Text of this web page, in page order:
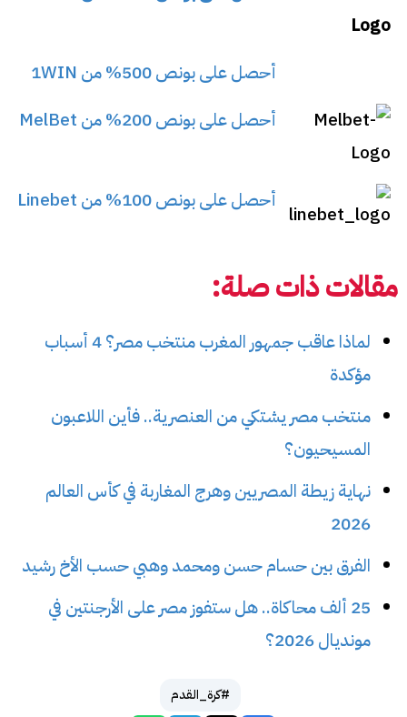
أحصل على بونص 500% من 1WIN
أحصل على بونص 200% من MelBet
أحصل على بونص 100% من Linebet
مقالات ذات صلة:
لماذا عاقب جمهور المغرب منتخب مصر؟ 4 أسباب
مؤكدة
منتخب مصر يشتكي من العنصرية.. فأين اللاعبون
المسيحيون؟
نهاية زيطة المصريين وهرج المغاربة في كأس العالم
2026
الفرق بين حسام حسن ومحمد وهبي حسب الأخ رشيد
25 ألف محاكاة.. هل ستفوز مصر على الأرجنتين في
مونديال 2026؟
#كرة_القدم